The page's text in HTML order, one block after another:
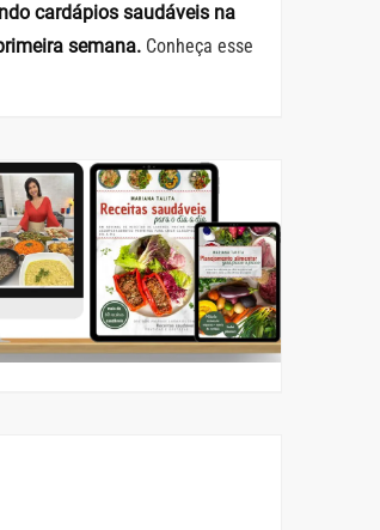
cardápios saudáveis na
semana. Conheça esse